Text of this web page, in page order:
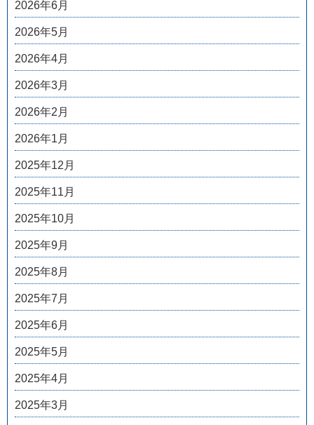
2026年6月
2026年5月
2026年4月
2026年3月
2026年2月
2026年1月
2025年12月
2025年11月
2025年10月
2025年9月
2025年8月
2025年7月
2025年6月
2025年5月
2025年4月
2025年3月